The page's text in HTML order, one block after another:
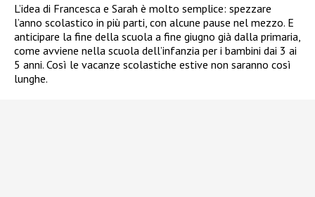
L’idea di Francesca e Sarah è molto semplice: spezzare
l’anno scolastico in più parti, con alcune pause nel mezzo. E
anticipare la fine della scuola a fine giugno già dalla primaria,
come avviene nella scuola dell’infanzia per i bambini dai 3 ai
5 anni. Così le vacanze scolastiche estive non saranno così
lunghe.